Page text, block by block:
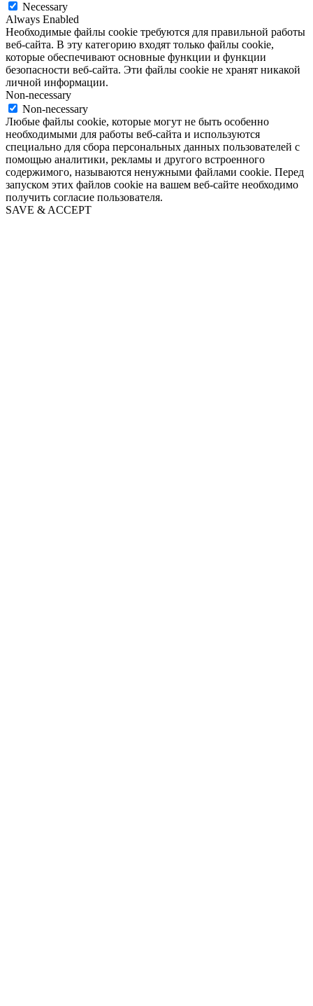
Necessary
Always Enabled
Необходимые файлы cookie требуются для правильной работы
веб-сайта. В эту категорию входят только файлы cookie,
которые обеспечивают основные функции и функции
безопасности веб-сайта. Эти файлы cookie не хранят никакой
личной информации.
Non-necessary
Non-necessary
Любые файлы cookie, которые могут не быть особенно
необходимыми для работы веб-сайта и используются
специально для сбора персональных данных пользователей с
помощью аналитики, рекламы и другого встроенного
содержимого, называются ненужными файлами cookie. Перед
запуском этих файлов cookie на вашем веб-сайте необходимо
получить согласие пользователя.
SAVE & ACCEPT